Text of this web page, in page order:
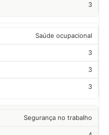
3
Saúde ocupacional
3
3
3
Segurança no trabalho